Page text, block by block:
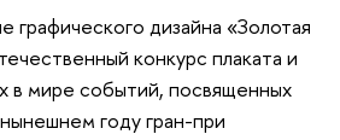
графического дизайна «Золотая
конкурс плаката и
в мире событий, посвященных
году гран-при